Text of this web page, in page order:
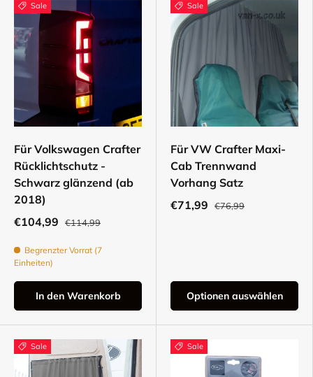
Sale
Für Volkswagen Crafter
Rücklichtschutz -
Schwarz glänzend (ab
2018)
€104,99
€114,99
Begrenzter Vorrat (7
Einheiten)
In den Warenkorb
Sale
Für VW Crafter Maxi-
Cab Trennwand
Vorhang Satz
€71,99
€76,99
Optionen auswählen
Sale Sale